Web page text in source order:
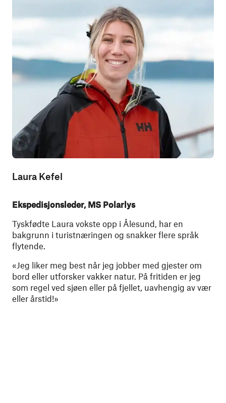
Laura Kefel
Ekspedisjonsleder, MS Polarlys
Tyskfødte Laura vokste opp i Ålesund, har en
bakgrunn i turistnæringen og snakker flere språk
flytende.
«Jeg liker meg best når jeg jobber med gjester om
bord eller utforsker vakker natur. På fritiden er jeg
som regel ved sjøen eller på fjellet, uavhengig av vær
eller årstid!»